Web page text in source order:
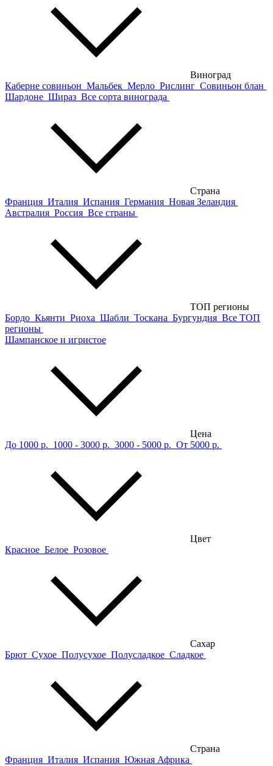
Виноград
Каберне совиньон Мальбек Мерло Рислинг Совиньон блан
Шардоне Шираз Все сорта винограда
Страна
Франция Италия Испания Германия Новая Зеландия
Австралия Россия Все страны
ТОП регионы
Бордо Кьянти Риоха Шабли Тоскана Бургундия Все ТОП
регионы
Шампанское и игристое
Цена
До 1000 р. 1000 - 3000 р. 3000 - 5000 р. От 5000 р.
Цвет
Красное Белое Розовое
Сахар
Брют Сухое Полусухое Полусладкое Сладкое
Страна
Франция Италия Испания Южная Африка